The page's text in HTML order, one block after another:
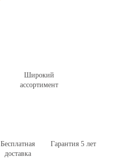
Широкий
ассортимент
Бесплатная
доставка
Гарантия 5 лет